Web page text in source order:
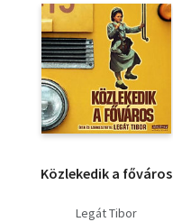
Közlekedik a főváros
Legát Tibor